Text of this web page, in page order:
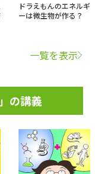
ドラえもんのエネルギ
ーは微生物が作る？
一覧を表示
の講義